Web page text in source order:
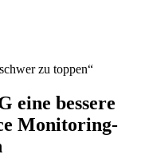
zu toppen“
eine bessere
Monitoring-